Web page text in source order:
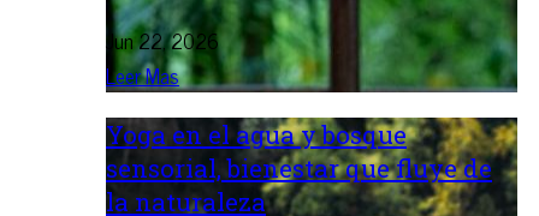
Jun 22, 2026
Leer Mas
Yoga en el agua y bosque
sensorial, bienestar que fluye de
la naturaleza